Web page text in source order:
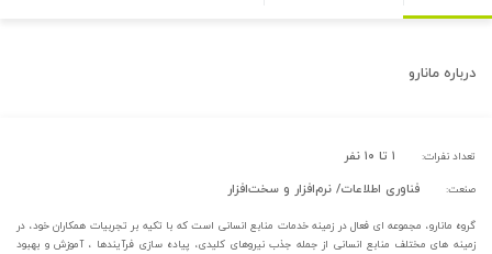
درباره مانارو
تعداد نفرات: ۱ تا ۱۰ نفر
صنعت: فناوری اطلاعات/ نرم‌افزار و سخت‌افزار
گروه مانارو، مجموعه ای فعال در زمینه خدمات منابع انسانی است که با تکیه بر تجربیات همکاران خود، در
زمینه های مختلف منابع انسانی از جمله جذب نیروهای کلیدی، پیاده سازی فرآیندها ، آموزش و بهبود